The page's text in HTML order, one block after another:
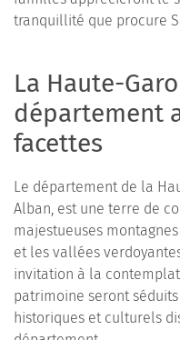
tranquillité que procure
La Haute-
département
facettes
Le département de la
Alban, est une terre de
majestueuses
et les vallées
invitation à la
patrimoine seront
historiques et culturels